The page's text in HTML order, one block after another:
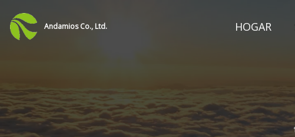
Andamios Co., Ltd. HOGAR